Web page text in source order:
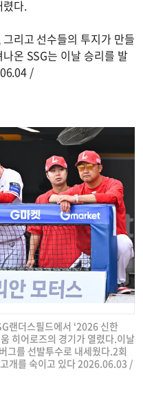
다.
리고 선수들의 투지가 만들
온 SSG는 이날 승리를 발
/
랜더스필드에서 ‘2026 신한
히어로즈의 경기가 열렸다.이날
그를 선발투수로 내세웠다.2회
개를 숙이고 있다 2026.06.03 /